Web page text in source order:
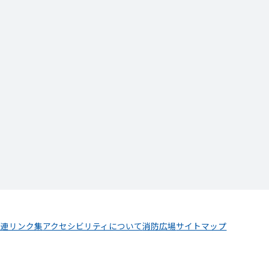
リンク集アクセシビリティについて消防広場サイトマップ